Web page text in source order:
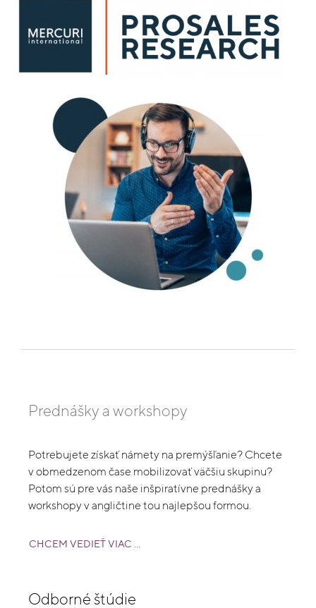
Prednášky a workshopy
Potrebujete získať námety na premýšľanie? Chcete
v obmedzenom čase mobilizovať väčšiu skupinu?
Potom sú pre vás naše inšpiratívne prednášky a
workshopy v angličtine tou najlepšou formou.
CHCEM VEDIEŤ VIAC ...
Odborné štúdie